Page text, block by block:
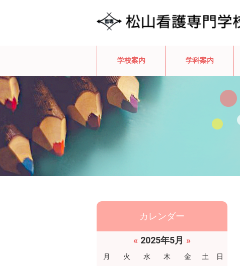
学校案内 学科案内
カレンダー
« 2025年5月 »
月 火 水 木 金 土 日